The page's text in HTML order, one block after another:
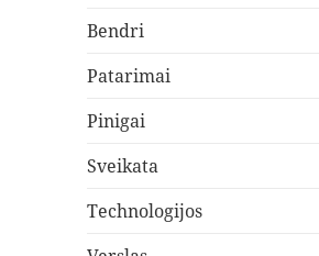
Bendri
Patarimai
Pinigai
Sveikata
Technologijos